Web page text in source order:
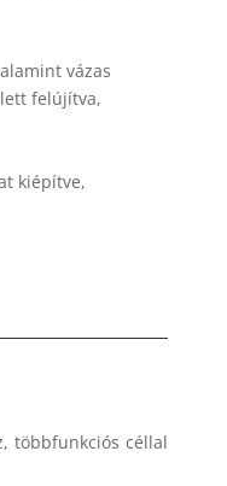
vázas
felújítva,
kiépítve,
többfunkciós céllal